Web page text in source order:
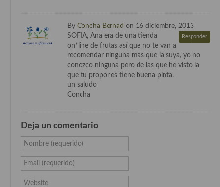
By Concha Bernad on 16 diciembre, 2013
Responder
SOFIA, Ana era de una tienda
on*line de frutas así que no te van a
recomendar ninguna mas que la suya, yo no
conozco ninguna pero de las que he visto la
que tu propones tiene buena pinta.
un saludo
Concha
Deja un comentario
Nombre (requerido)
Email (requerido)
Website